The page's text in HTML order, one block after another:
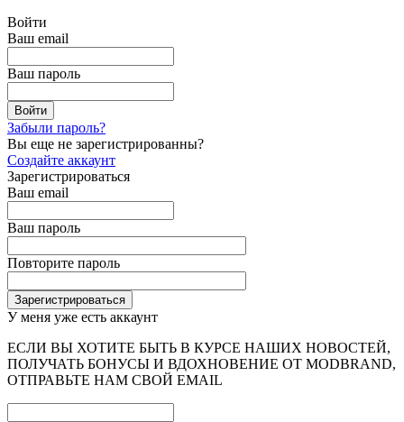
Войти
Ваш email
Ваш пароль
Забыли пароль?
Вы еще не зарегистрированны?
Создайте аккаунт
Зарегистрироваться
Ваш email
Ваш пароль
Повторите пароль
У меня уже есть аккаунт
ЕСЛИ ВЫ ХОТИТЕ БЫТЬ В КУРСЕ НАШИХ НОВОСТЕЙ,
ПОЛУЧАТЬ БОНУСЫ И ВДОХНОВЕНИЕ ОТ MODBRAND,
ОТПРАВЬТЕ НАМ СВОЙ EMAIL